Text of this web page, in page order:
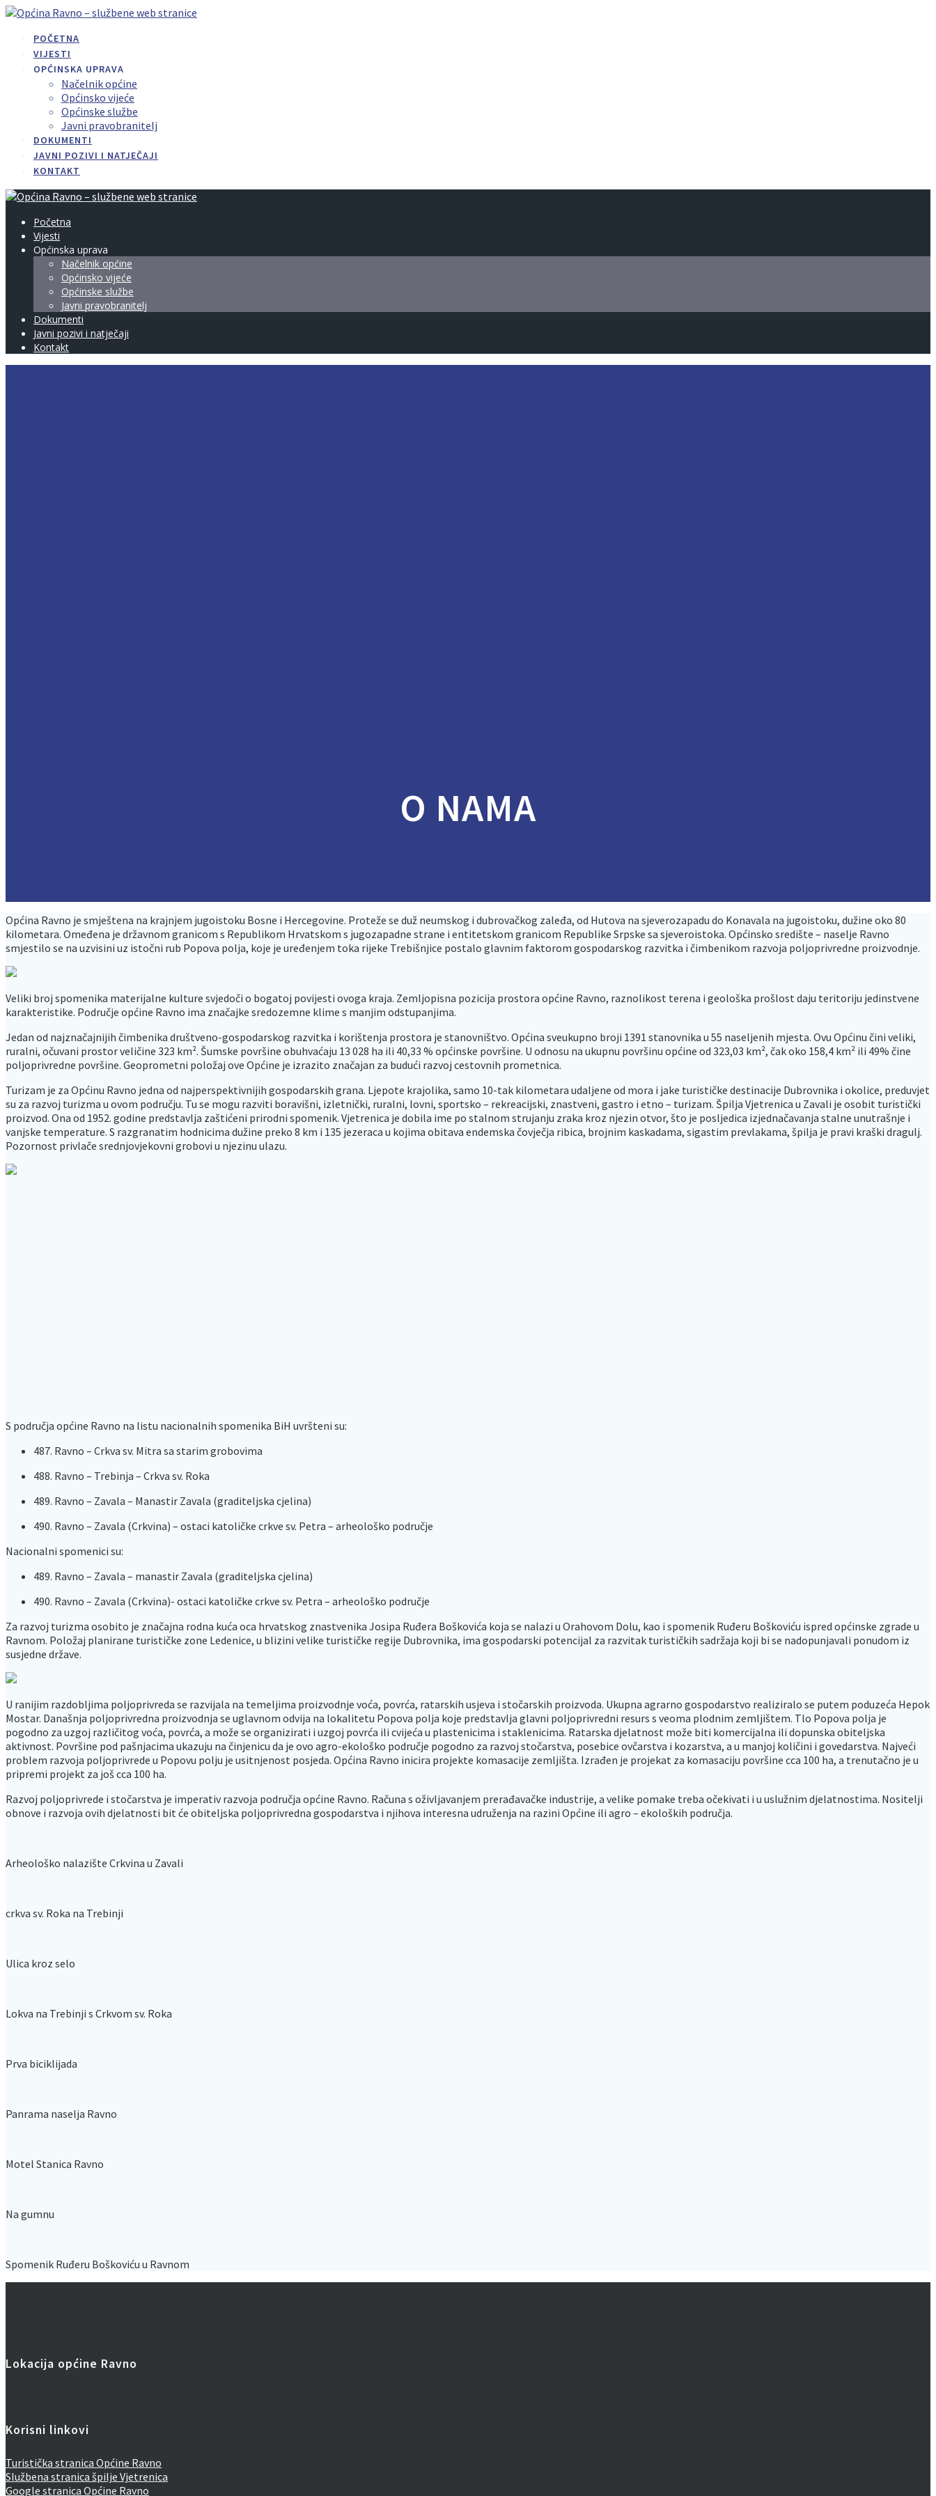
Skip
contentPOČETNA
VIJESTI
OPĆINSKA UPRAVA
Načelnik općine
Općinsko vijeće
Općinske službe
Javni pravobranitelj
DOKUMENTI
JAVNI POZIVI I NATJEČAJI
KONTAKT
Početna
Vijesti
Općinska uprava
Načelnik općine
Općinsko vijeće
Općinske službe
Javni pravobranitelj
Dokumenti
Javni pozivi i natječaji
Kontakt
O NAMA
Općina Ravno je smještena na krajnjem jugoistoku Bosne i Hercegovine. Proteže se duž neumskog i dubrovačkog zaleđa, od Hutova na sjeverozapadu do Konavala na jugoistoku, dužine oko 80
kilometara. Omeđena je državnom granicom s Republikom Hrvatskom s jugozapadne strane i entitetskom granicom Republike Srpske sa sjeveroistoka. Općinsko središte – naselje Ravno
smjestilo se na uzvisini uz istočni rub Popova polja, koje je uređenjem toka rijeke Trebišnjice postalo glavnim faktorom gospodarskog razvitka i čimbenikom razvoja poljoprivredne proizvodnje.
Veliki broj spomenika materijalne kulture svjedoči o bogatoj povijesti ovoga kraja. Zemljopisna pozicija prostora općine Ravno, raznolikost terena i geološka prošlost daju teritoriju jedinstvene
karakteristike. Područje općine Ravno ima značajke sredozemne klime s manjim odstupanjima.
Jedan od najznačajnijih čimbenika društveno-gospodarskog razvitka i korištenja prostora je stanovništvo. Općina sveukupno broji 1391 stanovnika u 55 naseljenih mjesta. Ovu Općinu čini veliki,
ruralni, očuvani prostor veličine 323 km². Šumske površine obuhvaćaju 13 028 ha ili 40,33 % općinske površine. U odnosu na ukupnu površinu općine od 323,03 km², čak oko 158,4 km² ili 49% čine
poljoprivredne površine. Geoprometni položaj ove Općine je izrazito značajan za budući razvoj cestovnih prometnica.
Turizam je za Općinu Ravno jedna od najperspektivnijih gospodarskih grana. Ljepote krajolika, samo 10-tak kilometara udaljene od mora i jake turističke destinacije Dubrovnika i okolice, preduvjet
su za razvoj turizma u ovom području. Tu se mogu razviti boravišni, izletnički, ruralni, lovni, sportsko – rekreacijski, znastveni, gastro i etno – turizam. Špilja Vjetrenica u Zavali je osobit turistički
proizvod. Ona od 1952. godine predstavlja zaštićeni prirodni spomenik. Vjetrenica je dobila ime po stalnom strujanju zraka kroz njezin otvor, što je posljedica izjednačavanja stalne unutrašnje i
vanjske temperature. S razgranatim hodnicima dužine preko 8 km i 135 jezeraca u kojima obitava endemska čovječja ribica, brojnim kaskadama, sigastim prevlakama, špilja je pravi kraški dragulj.
Pozornost privlače srednjovjekovni grobovi u njezinu ulazu.
S područja općine Ravno na listu nacionalnih spomenika BiH uvršteni su:
487. Ravno – Crkva sv. Mitra sa starim grobovima
488. Ravno – Trebinja – Crkva sv. Roka
489. Ravno – Zavala – Manastir Zavala (graditeljska cjelina)
490. Ravno – Zavala (Crkvina) – ostaci katoličke crkve sv. Petra – arheološko područje
Nacionalni spomenici su:
489. Ravno – Zavala – manastir Zavala (graditeljska cjelina)
490. Ravno – Zavala (Crkvina)- ostaci katoličke crkve sv. Petra – arheološko područje
Za razvoj turizma osobito je značajna rodna kuća oca hrvatskog znastvenika Josipa Ruđera Boškovića koja se nalazi u Orahovom Dolu, kao i spomenik Ruđeru Boškoviću ispred općinske zgrade u
Ravnom. Položaj planirane turističke zone Ledenice, u blizini velike turističke regije Dubrovnika, ima gospodarski potencijal za razvitak turističkih sadržaja koji bi se nadopunjavali ponudom iz
susjedne države.
U ranijim razdobljima poljoprivreda se razvijala na temeljima proizvodnje voća, povrća, ratarskih usjeva i stočarskih proizvoda. Ukupna agrarno gospodarstvo realiziralo se putem poduzeća Hepok
Mostar. Današnja poljoprivredna proizvodnja se uglavnom odvija na lokalitetu Popova polja koje predstavlja glavni poljoprivredni resurs s veoma plodnim zemljištem. Tlo Popova polja je
pogodno za uzgoj različitog voća, povrća, a može se organizirati i uzgoj povrća ili cvijeća u plastenicima i staklenicima. Ratarska djelatnost može biti komercijalna ili dopunska obiteljska
aktivnost. Površine pod pašnjacima ukazuju na činjenicu da je ovo agro-ekološko područje pogodno za razvoj stočarstva, posebice ovčarstva i kozarstva, a u manjoj količini i govedarstva. Najveći
problem razvoja poljoprivrede u Popovu polju je usitnjenost posjeda. Općina Ravno inicira projekte komasacije zemljišta. Izrađen je projekat za komasaciju površine cca 100 ha, a trenutačno je u
pripremi projekt za još cca 100 ha.
Razvoj poljoprivrede i stočarstva je imperativ razvoja područja općine Ravno. Računa s oživljavanjem prerađavačke industrije, a velike pomake treba očekivati i u uslužnim djelatnostima. Nositelji
obnove i razvoja ovih djelatnosti bit će obiteljska poljoprivredna gospodarstva i njihova interesna udruženja na razini Općine ili agro – ekoloških područja.
Arheološko nalazište Crkvina u Zavali
crkva sv. Roka na Trebinji
Ulica kroz selo
Lokva na Trebinji s Crkvom sv. Roka
Prva biciklijada
Panrama naselja Ravno
Motel Stanica Ravno
Na gumnu
Spomenik Ruđeru Boškoviću u Ravnom
Lokacija općine Ravno
Korisni linkovi
Turistička stranica Općine Ravno
Službena stranica špilje Vjetrenica
Google stranica Općine Ravno